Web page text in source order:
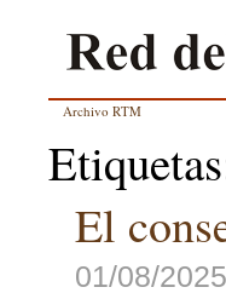
Archivo RTM
El
01/08/2025